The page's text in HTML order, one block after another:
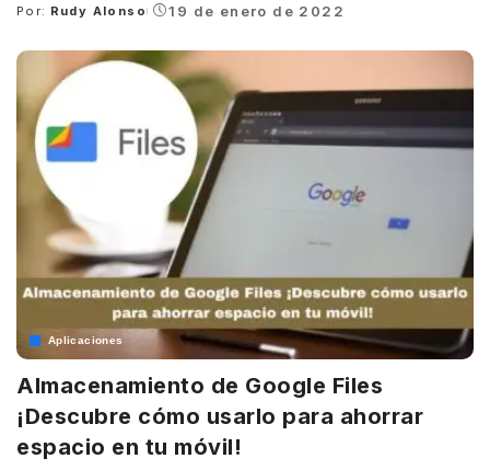
Posted
Por: Rudy Alonso 19 de enero de 2022
Aplicaciones
Almacenamiento de Google Files
¡Descubre cómo usarlo para ahorrar
espacio en tu móvil!